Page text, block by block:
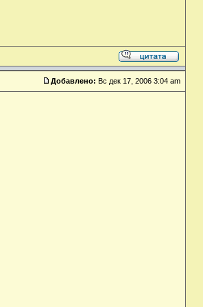
Добавлено: Вс дек 17, 2006 3:04 am